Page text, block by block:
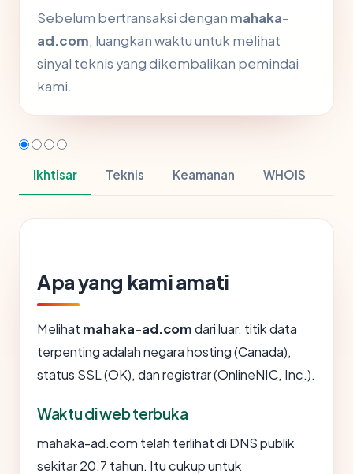
Sebelum bertransaksi dengan mahaka-
ad.com, luangkan waktu untuk melihat
sinyal teknis yang dikembalikan pemindai
kami.
Ikhtisar Teknis Keamanan WHOIS
Apa yang kami amati
Melihat mahaka-ad.comdari luar, titik data
terpenting adalah negara hosting (Canada),
status SSL (OK), dan registrar (OnlineNIC, Inc.).
Waktu di web terbuka
mahaka-ad.com telah terlihat di DNS publik
sekitar 20.7 tahun. Itu cukup untuk